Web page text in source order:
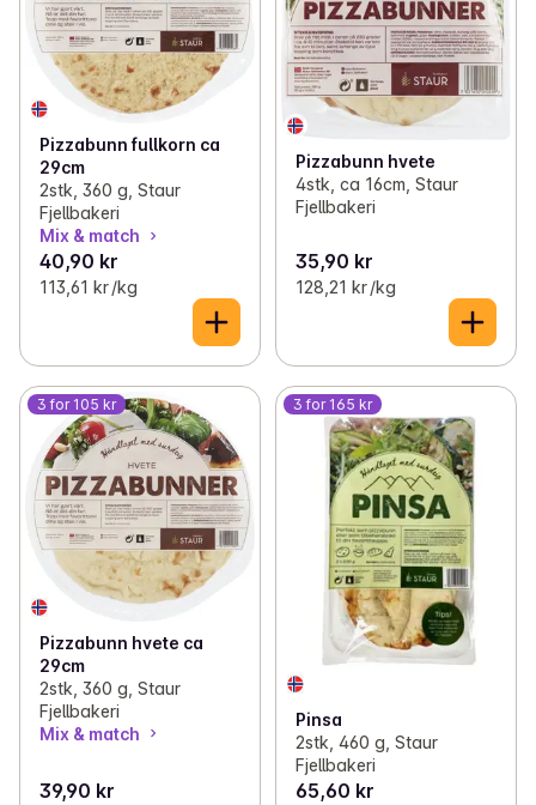
✓ Kraft og buljong (26)
✓ Krydder (126)
Pizzabunn fullkorn ca
29cm
2stk, 360 g, Staur
Fjellbakeri
Mix & match
40,90 kr
113,61 kr /kg
Pizzabunn hvete
4stk, ca 16cm, Staur
Fjellbakeri
35,90 kr
128,21 kr /kg
3 for 105 kr
Pizzabunn hvete ca
29cm
2stk, 360 g, Staur
Fjellbakeri
Mix & match
39,90 kr
3 for 165 kr
Pinsa
2stk, 460 g, Staur
Fjellbakeri
65,60 kr